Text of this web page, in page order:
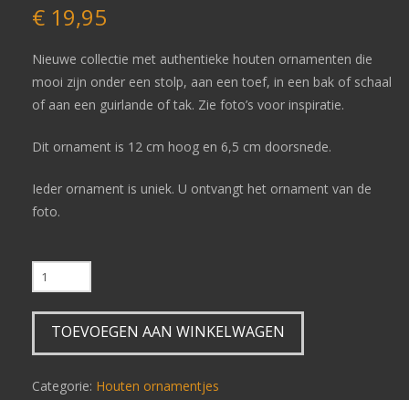
€19,95
Nieuwe collectie met authentieke houten ornamenten die
mooi zijn onder een stolp, aan een toef, in een bak of schaal
of aan een guirlande of tak. Zie foto’s voor inspiratie.
Dit ornament is 12 cm hoog en 6,5 cm doorsnede.
Ieder ornament is uniek. U ontvangt het ornament van de
foto.
A
A
Authentiek
TOEVOEGEN AAN WINKELWAGEN
Categorie: Houten ornamentjes